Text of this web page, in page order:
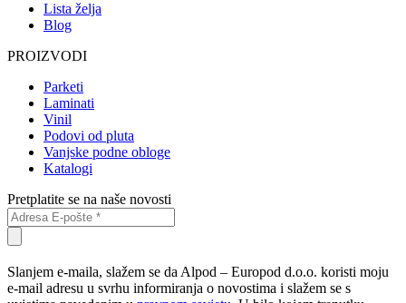
Lista želja
Blog
PROIZVODI
Parketi
Laminati
Vinil
Podovi od pluta
Vanjske podne obloge
Katalogi
Pretplatite se na naše novosti
Slanjem e-maila, slažem se da Alpod – Europod d.o.o. koristi moju
e-mail adresu u svrhu informiranja o novostima i slažem se s